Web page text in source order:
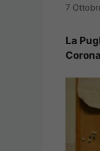
7
La